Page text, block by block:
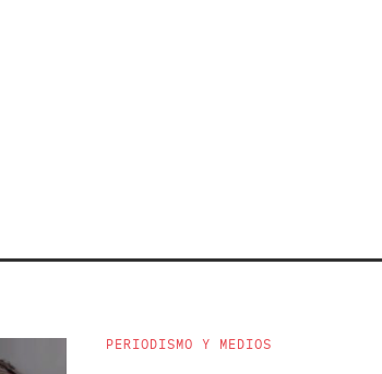
PERIODISMO Y MEDIOS